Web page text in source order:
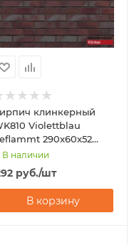
клинкерный
Violettblau
290x60x52
Klinker
В наличии
руб./шт
В корзину